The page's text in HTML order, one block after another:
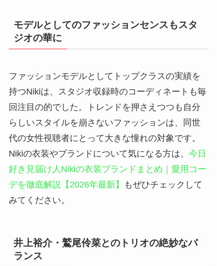
モデルとしてのファッションセンスもスタ
ジオの華に
ファッションモデルとしてトップクラスの実績を
持つNikiは、スタジオ収録時のコーディネートも毎
回注目の的でした。トレンドを押さえつつも自分
らしいスタイルを崩さないファッションは、同世
代の女性視聴者にとって大きな憧れの対象です。
Nikiの衣装やブランドについて気になる方は、 今日
好き見届け人Nikiの衣装ブランドまとめ｜愛用コー
デを徹底解説【2026年最新】
もぜひチェックして
みてください。
井上裕介・鷲尾伶菜とのトリオの絶妙なバ
ランス